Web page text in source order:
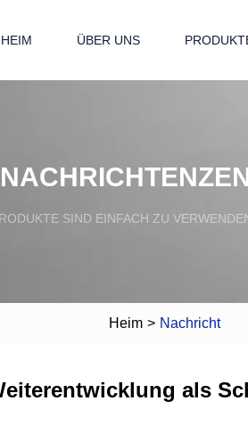
HEIM ÜBER UNS
SIND EINFACH ZU
Heim > Nachricht
als